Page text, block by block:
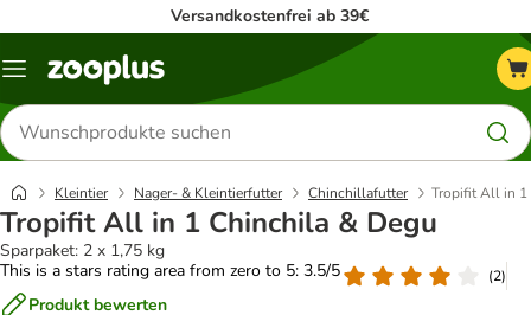
Versandkostenfrei ab 39€
Menü
Produkte
suchen
Kleintier Nager- & Kleintierfutter Chinchillafutter Tropifit All in 1
Tropifit All in 1 Chinchila & Degu
Sparpaket: 2 x 1,75 kg
This is a stars rating area from zero to 5: 3.5/5
(2)
Produkt bewerten